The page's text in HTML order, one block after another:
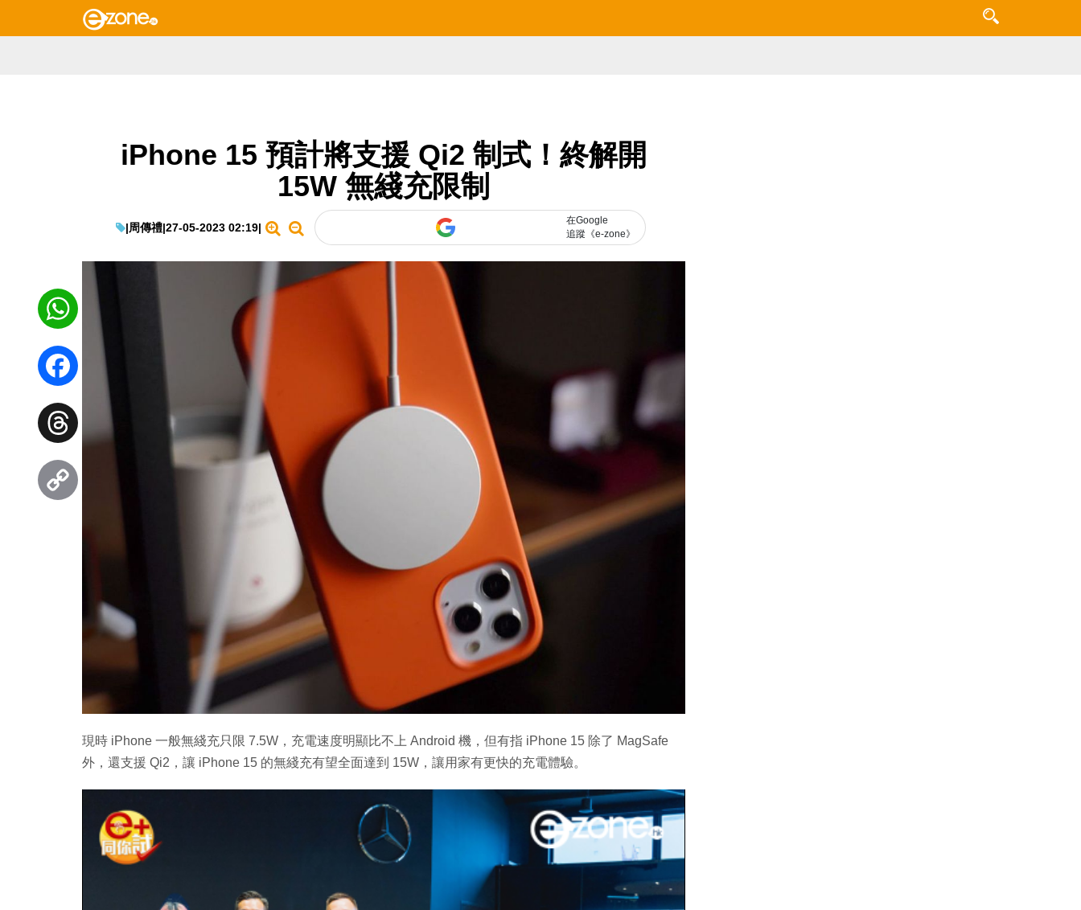
iPhone 15 預計將支援 Qi2 制式！終解開
15W 無綫充限制
|周傳禮|27-05-2023 02:19|
在Google
追蹤《e-zone》
現時 iPhone 一般無綫充只限 7.5W，充電速度明顯比不上 Android 機，但有指 iPhone 15 除了 MagSafe
外，還支援 Qi2，讓 iPhone 15 的無綫充有望全面達到 15W，讓用家有更快的充電體驗。
WhatsApp
Facebook
Threads